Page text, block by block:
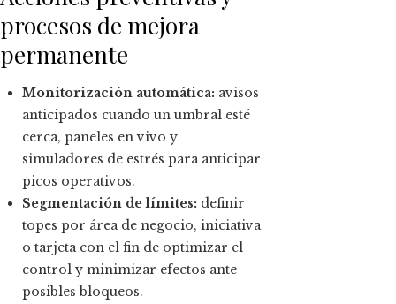
procesos de mejora
permanente
Monitorización automática: avisos
anticipados cuando un umbral esté
cerca, paneles en vivo y
simuladores de estrés para anticipar
picos operativos.
Segmentación de límites: definir
topes por área de negocio, iniciativa
o tarjeta con el fin de optimizar el
control y minimizar efectos ante
posibles bloqueos.